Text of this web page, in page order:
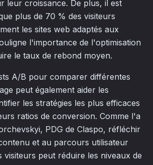
leur croissance. De plus, il est
plus de 70 % des visiteurs
les sites web adaptés aux
l'importance de l'optimisation
le taux de rebond moyen.
A/B pour comparer différentes
peut également aider les
les stratégies les plus efficaces
ratios de conversion. Comme l'a
PDG de Claspo, réfléchir
et au parcours utilisateur
visiteurs peut réduire les niveaux de